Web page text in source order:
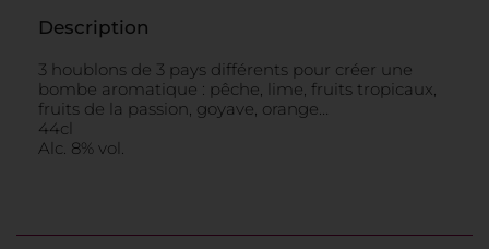
Description
3 houblons de 3 pays différents pour créer une
bombe aromatique : pêche, lime, fruits tropicaux,
fruits de la passion, goyave, orange…
44cl
Alc. 8% vol.